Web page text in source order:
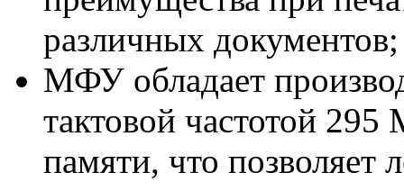
различных документов;
МФУ обладает
тактовой частотой
памяти, что позволяет